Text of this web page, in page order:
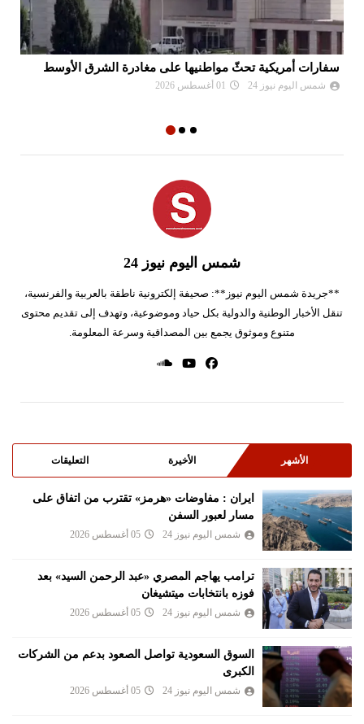
سفارات أمريكية تحثّ مواطنيها على مغادرة الشرق الأوسط
شمس اليوم نيوز 24 01 أغسطس 2026
شمس اليوم نيوز 24
**جريدة شمس اليوم نيوز**: صحيفة إلكترونية ناطقة بالعربية والفرنسية،
تنقل الأخبار الوطنية والدولية بكل حياد وموضوعية، وتهدف إلى تقديم محتوى
متنوع وموثوق يجمع بين المصداقية وسرعة المعلومة.
الأشهر الأخيرة التعليقات
ايران : مفاوضات «هرمز» تقترب من اتفاق على
مسار لعبور السفن
شمس اليوم نيوز 24 05 أغسطس 2026
ترامب يهاجم المصري «عبد الرحمن السيد» بعد
فوزه بانتخابات ميتشيغان
شمس اليوم نيوز 24 05 أغسطس 2026
السوق السعودية تواصل الصعود بدعم من الشركات
الكبرى
شمس اليوم نيوز 24 05 أغسطس 2026